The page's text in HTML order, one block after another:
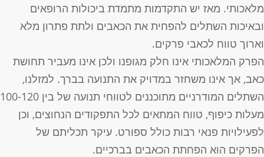
מלאכותי. מאז יש התקדמות מתמדת ביכולות הרופאים
ובאיכות השתלים להפחית את הכאבים ולתת פתרון מלא
וארוך טווח לכאבי פרקים.
הפרק המלאכותי אינו חלק מגופנו ולכן אינו מעביר תחושת
כאב, אך אינו משחזר במדויק את התנועה בברך. למזלנו,
השתלים המודרניים מתוכננים לטווחי תנועה של בין 100-120
מעלות כיפוף, טווח המתאים לכל התפקודים הנחוצים, וכן
לפעילויות פנאי רבות כולל ספורט. עיקר תכליתם של
הפרקים הוא הפחתת הכאבים בברכיים.